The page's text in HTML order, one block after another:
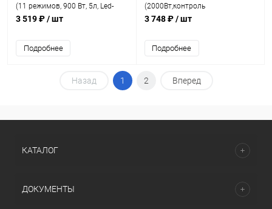
(11 режимов, 900 Вт, 5л, Led-
диспл.)
3 519 ₽/ шт
Подробнее
(2000Вт,контроль
температуры,крепл.на стену)
3 748 ₽/ шт
Подробнее
Назад 1 2 Вперед
КАТАЛОГ
ДОКУМЕНТЫ